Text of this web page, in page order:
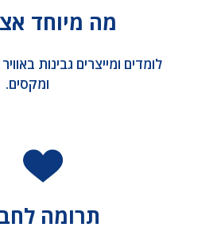
מה מיוחד
לומדים ומייצרים גבינות
ומקסים.
תרומה